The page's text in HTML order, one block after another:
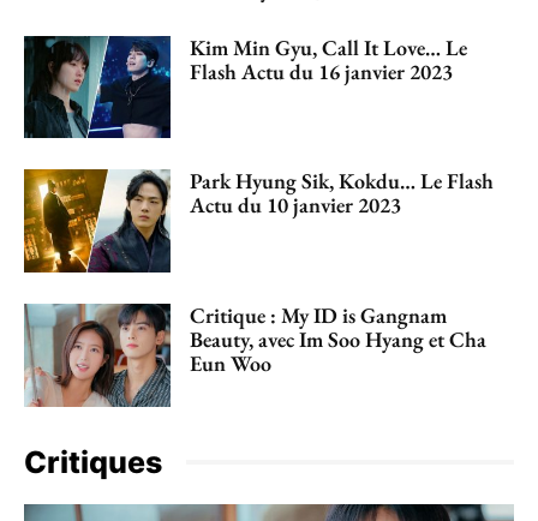
Kim Min Gyu, Call It Love… Le
Flash Actu du 16 janvier 2023
Park Hyung Sik, Kokdu… Le Flash
Actu du 10 janvier 2023
Critique : My ID is Gangnam
Beauty, avec Im Soo Hyang et Cha
Eun Woo
Critiques